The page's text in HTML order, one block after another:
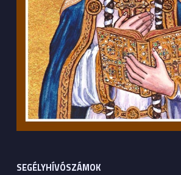
SEGÉLYHÍVÓSZÁMOK